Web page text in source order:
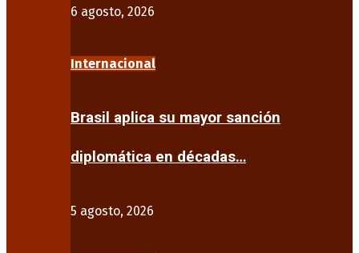
6 agosto, 2026
Internacional
Brasil aplica su mayor sanción
diplomática en décadas…
5 agosto, 2026